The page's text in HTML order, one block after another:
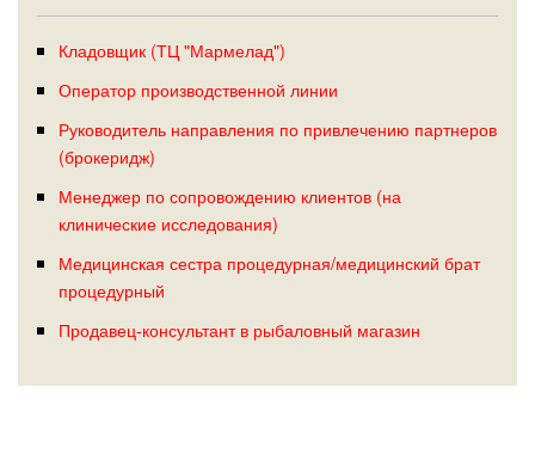
Кладовщик (ТЦ "Мармелад")
Оператор производственной линии
Руководитель направления по привлечению партнеров
(брокеридж)
Менеджер по сопровождению клиентов (на
клинические исследования)
Медицинская сестра процедурная/медицинский брат
процедурный
Продавец-консультант в рыбаловный магазин